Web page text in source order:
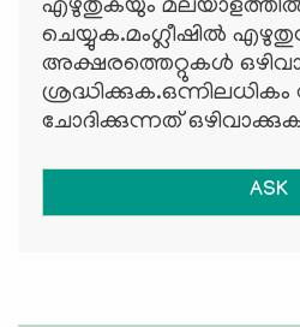
എഴുതുകയും
ചെയ്യുക.മംഗ്ലീഷില്‍
അക്ഷരത്തെറ്റുകള്‍
ശ്രദ്ധിക്കുക.ഒന്നിലധികം
ചോദിക്കുന്നത്
ASK